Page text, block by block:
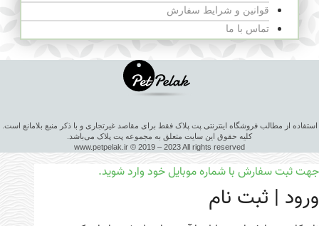
قوانین و شرایط سفارش
تماس با ما
استفاده از مطالب فروشگاه اینترنتی پت پلاک فقط برای مقاصد غیرتجاری و با ذکر منبع بلامانع است.
کلیه حقوق این سایت متعلق به مجموعه پت پلاک می‌باشد.
www.petpelak.ir © 2019 – 2023 All rights reserved
جهت ثبت سفارش با شماره موبایل خود وارد شوید.
ورود | ثبت نام